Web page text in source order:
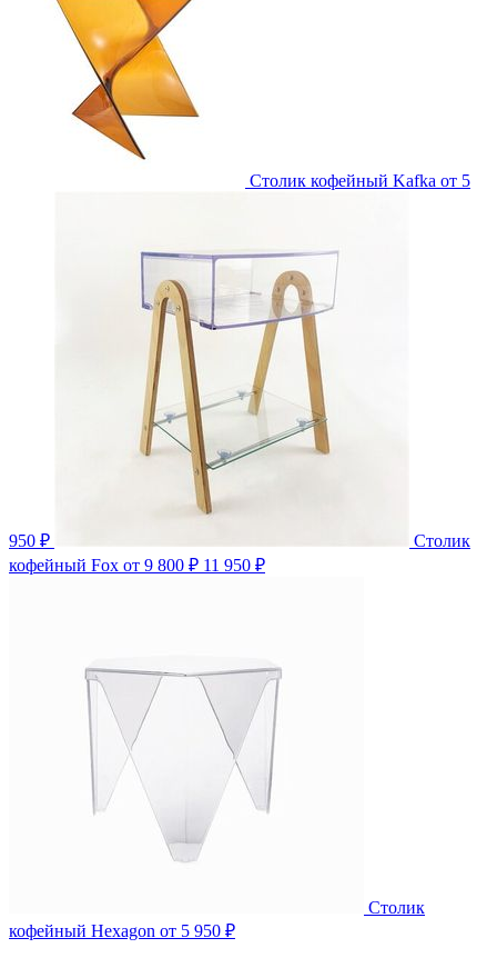
Столик кофейный Kafka от 5
950 ₽
Столик
кофейный Fox от 9 800 ₽ 11 950 ₽
Столик
кофейный Hexagon от 5 950 ₽